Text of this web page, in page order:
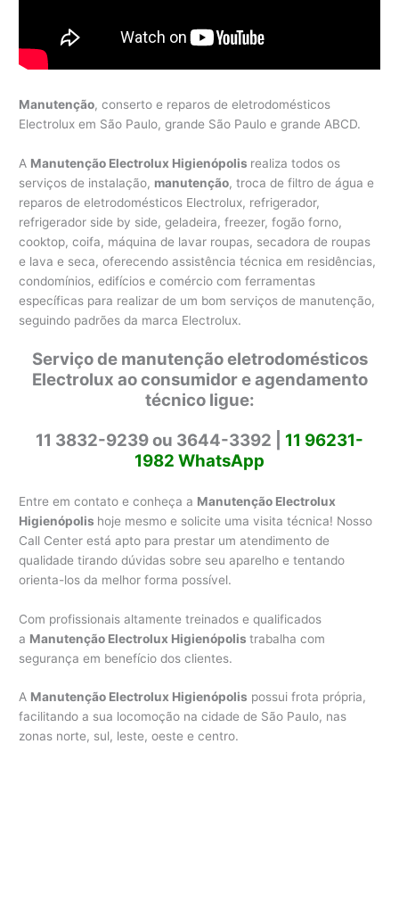
Manutenção, conserto e reparos de eletrodomésticos
Electrolux em São Paulo, grande São Paulo e grande ABCD.
A Manutenção Electrolux Higienópolis realiza todos os
serviços de instalação, manutenção, troca de filtro de água e
reparos de eletrodomésticos Electrolux, refrigerador,
refrigerador side by side, geladeira, freezer, fogão forno,
cooktop, coifa, máquina de lavar roupas, secadora de roupas
e lava e seca, oferecendo assistência técnica em residências,
condomínios, edifícios e comércio com ferramentas
específicas para realizar de um bom serviços de manutenção,
seguindo padrões da marca Electrolux.
Serviço de manutenção eletrodomésticos
Electrolux ao consumidor e agendamento
técnico ligue:
11 3832-9239 ou 3644-3392 | 11 96231-
1982 WhatsApp
Entre em contato e conheça a Manutenção Electrolux
Higienópolis hoje mesmo e solicite uma visita técnica! Nosso
Call Center está apto para prestar um atendimento de
qualidade tirando dúvidas sobre seu aparelho e tentando
orienta-los da melhor forma possível.
Com profissionais altamente treinados e qualificados
a Manutenção Electrolux Higienópolistrabalha com
segurança em benefício dos clientes.
A Manutenção Electrolux Higienópolis possui frota própria,
facilitando a sua locomoção na cidade de São Paulo, nas
zonas norte, sul, leste, oeste e centro.